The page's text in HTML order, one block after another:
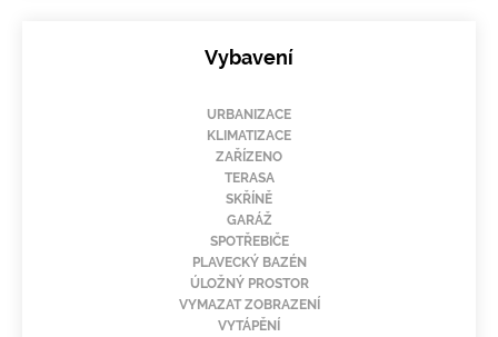
Vybavení
URBANIZACE
KLIMATIZACE
ZAŘÍZENO
TERASA
SKŘÍNĚ
GARÁŽ
SPOTŘEBIČE
PLAVECKÝ BAZÉN
ÚLOŽNÝ PROSTOR
VYMAZAT ZOBRAZENÍ
VYTÁPĚNÍ